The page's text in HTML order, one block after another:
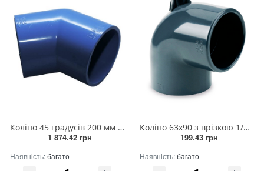
Коліно 45 градусів 200 мм (2штук/ящик)
1 874.42 грн
Наявність:багато
Коліно 63х90 з врізкою 1/2 РВ прямо
199.43 грн
Наявність:багато